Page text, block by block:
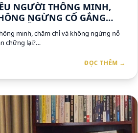
NGƯỜI THÔNG MINH,
NGỪNG CỐ GẮNG
VẪN CHỮNG LẠI?
minh, chăm chỉ và không ngừng nỗ
chững lại?…
ĐỌC THÊM →